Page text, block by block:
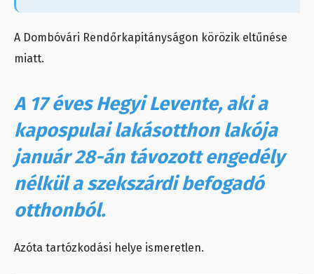
A Dombóvári Rendőrkapitányságon körözik eltűnése
miatt.
A 17 éves Hegyi Levente, aki a
kapospulai lakásotthon lakója
január 28-án távozott engedély
nélkül a szekszárdi befogadó
otthonból.
Azóta tartózkodási helye ismeretlen.